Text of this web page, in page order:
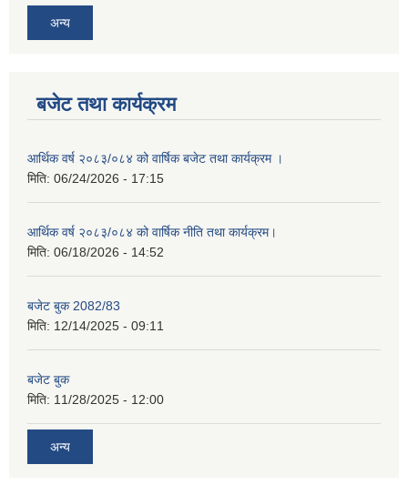
अन्य
बजेट तथा कार्यक्रम
आर्थिक वर्ष २०८३/०८४ को वार्षिक बजेट तथा कार्यक्रम ।
मिति: 06/24/2026 - 17:15
आर्थिक वर्ष २०८३/०८४ को वार्षिक नीति तथा कार्यक्रम।
मिति: 06/18/2026 - 14:52
बजेट बुक 2082/83
मिति: 12/14/2025 - 09:11
बजेट बुक
मिति: 11/28/2025 - 12:00
अन्य